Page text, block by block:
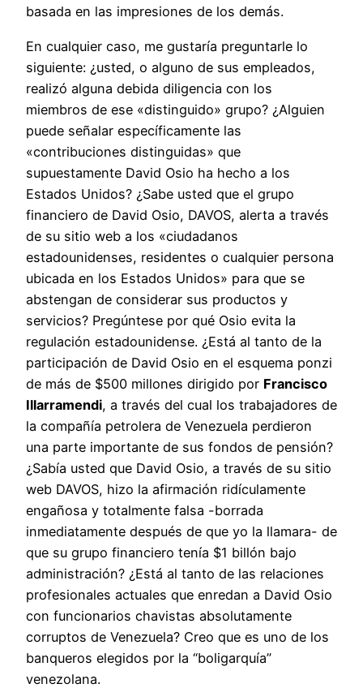
basada en las impresiones de los demás.
En cualquier caso, me gustaría preguntarle lo
siguiente: ¿usted, o alguno de sus empleados,
realizó alguna debida diligencia con los
miembros de ese «distinguido» grupo? ¿Alguien
puede señalar específicamente las
«contribuciones distinguidas» que
supuestamente David Osio ha hecho a los
Estados Unidos? ¿Sabe usted que el grupo
financiero de David Osio, DAVOS, alerta a través
de su sitio web a los «ciudadanos
estadounidenses, residentes o cualquier persona
ubicada en los Estados Unidos» para que se
abstengan de considerar sus productos y
servicios? Pregúntese por qué Osio evita la
regulación estadounidense. ¿Está al tanto de la
participación de David Osio en el esquema ponzi
de más de $500 millones dirigido por Francisco
Illarramendi, a través del cual los trabajadores de
la compañía petrolera de Venezuela perdieron
una parte importante de sus fondos de pensión?
¿Sabía usted que David Osio, a través de su sitio
web DAVOS, hizo la afirmación ridículamente
engañosa y totalmente falsa -borrada
inmediatamente después de que yo la llamara- de
que su grupo financiero tenía $1 billón bajo
administración? ¿Está al tanto de las relaciones
profesionales actuales que enredan a David Osio
con funcionarios chavistas absolutamente
corruptos de Venezuela? Creo que es uno de los
banqueros elegidos por la “boligarquía”
venezolana.